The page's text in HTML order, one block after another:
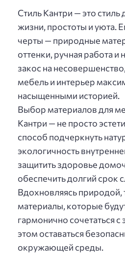
Стиль Кантри — это стиль
жизни, простоты и уюта.
черты — природные
оттенки, ручная работа
закос на
мебель и интерьер
насыщенными историей.
Выбор материалов для
Кантри — не просто
способ подчеркнуть
экологичность
защитить здоровье
обеспечить долгий срок
Вдохновляясь природой,
материалы, которые
гармонично сочетаться с
этом оставаться
окружающей среды.